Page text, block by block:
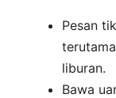
Pesan
liburan.
Bawa